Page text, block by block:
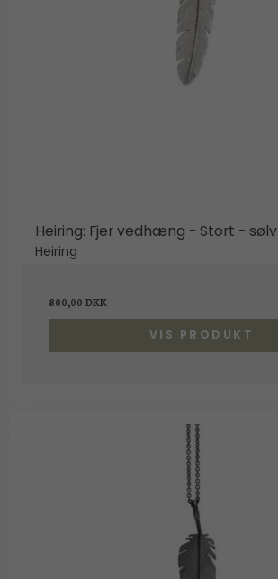
Heiring: Fjer vedhæng - Stort -
Heiring
800,00 DKK
VIS PRODUKT